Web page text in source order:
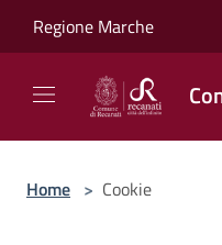
Regione Marche
Home > Cookie